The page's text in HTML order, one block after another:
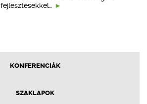
fejlesztésekkel…
KONFERENCIÁK
SZAKLAPOK